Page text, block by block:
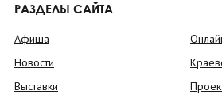
РАЗДЕЛЫ САЙТА
Афиша
Новости
Выставки